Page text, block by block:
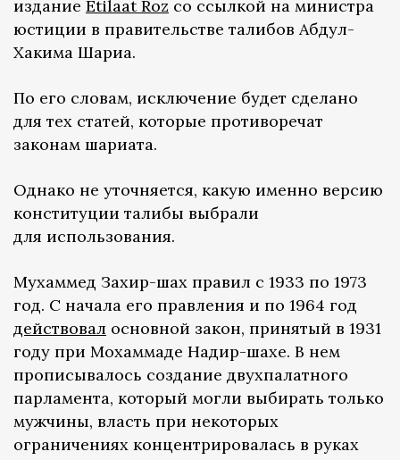
издание Etilaat Roz со ссылкой на министра
юстиции в правительстве талибов Абдул-
Хакима Шариа.
По его словам, исключение будет сделано
для тех статей, которые противоречат
законам шариата.
Однако не уточняется, какую именно версию
конституции талибы выбрали
для использования.
Мухаммед Захир-шах правил с 1933 по 1973
год. С начала его правления и по 1964 год
действовал основной закон, принятый в 1931
году при Мохаммаде Надир-шахе. В нем
прописывалось создание двухпалатного
парламента, который могли выбирать только
мужчины, власть при некоторых
ограничениях концентрировалась в руках